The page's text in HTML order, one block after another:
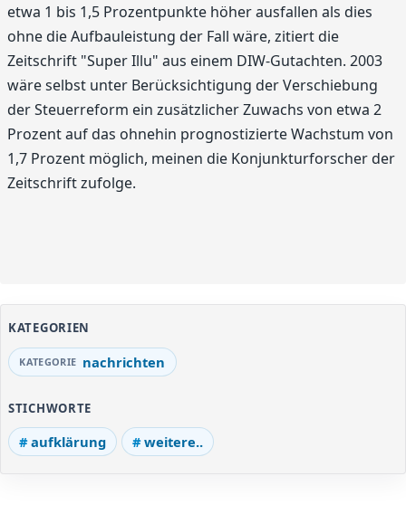
etwa 1 bis 1,5 Prozentpunkte höher ausfallen als dies
ohne die Aufbauleistung der Fall wäre, zitiert die
Zeitschrift "Super Illu" aus einem DIW-Gutachten. 2003
wäre selbst unter Berücksichtigung der Verschiebung
der Steuerreform ein zusätzlicher Zuwachs von etwa 2
Prozent auf das ohnehin prognostizierte Wachstum von
1,7 Prozent möglich, meinen die Konjunkturforscher der
Zeitschrift zufolge.
KATEGORIEN
nachrichten
STICHWORTE
aufklärung weitere..